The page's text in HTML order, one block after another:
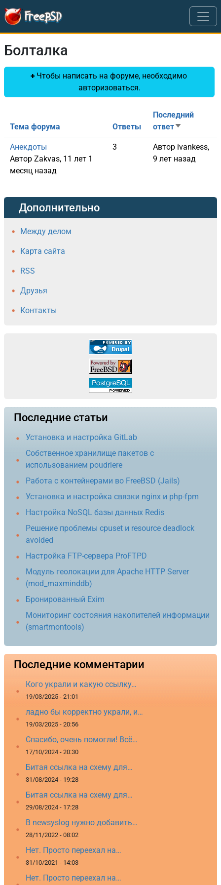
Дополнительно
Между делом
Карта сайта
RSS
Друзья
Контакты
Болталка
Чтобы написать на форуме, необходимо
авторизоваться.
Тема форума Ответы
Последний
ответ
Обычная тема
Анекдоты
Автор Zakvas, 11 лет 1
месяц назад
3 Автор ivankess,
9 лет назад
Последние статьи
Установка и настройка GitLab
Собственное хранилище пакетов с
использованием poudriere
Работа с контейнерами во FreeBSD (Jails)
Установка и настройка связки nginx и php-fpm
Настройка NoSQL базы данных Redis
Решение проблемы cpuset и resource deadlock
avoided
Настройка FTP-сервера ProFTPD
Модуль геолокации для Apache HTTP Server
(mod_maxminddb)
Бронированный Exim
Мониторинг состояния накопителей информации
(smartmontools)
Последние комментарии
Кого украли и какую ссылку…
19/03/2025 - 21:01
ладно бы корректно украли, и…
19/03/2025 - 20:56
Спасибо, очень помогли! Всё…
17/10/2024 - 20:30
Битая ссылка на схему для…
31/08/2024 - 19:28
Битая ссылка на схему для…
29/08/2024 - 17:28
В newsyslog нужно добавить…
28/11/2022 - 08:02
Нет. Просто переехал на…
31/10/2021 - 14:03
Нет. Просто переехал на…